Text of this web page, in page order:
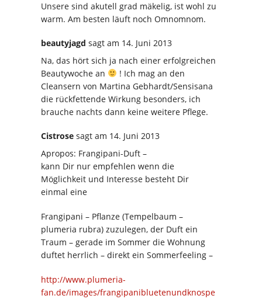
Unsere sind akutell grad mäkelig, ist wohl zu
warm. Am besten läuft noch Omnomnom.
beautyjagd sagt am 14. Juni 2013
Na, das hört sich ja nach einer erfolgreichen
Beautywoche an
! Ich mag an den
Cleansern von Martina Gebhardt/Sensisana
die rückfettende Wirkung besonders, ich
brauche nachts dann keine weitere Pflege.
Cistrose sagt am 14. Juni 2013
Apropos: Frangipani-Duft –
kann Dir nur empfehlen wenn die
Möglichkeit und Interesse besteht Dir
einmal eine
Frangipani – Pflanze (Tempelbaum –
plumeria rubra) zuzulegen, der Duft ein
Traum – gerade im Sommer die Wohnung
duftet herrlich – direkt ein Sommerfeeling –
http://www.plumeria-
fan.de/images/frangipanibluetenundknospe